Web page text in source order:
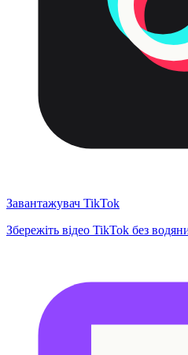
Завантажувач TikTok
Збережіть відео TikTok без